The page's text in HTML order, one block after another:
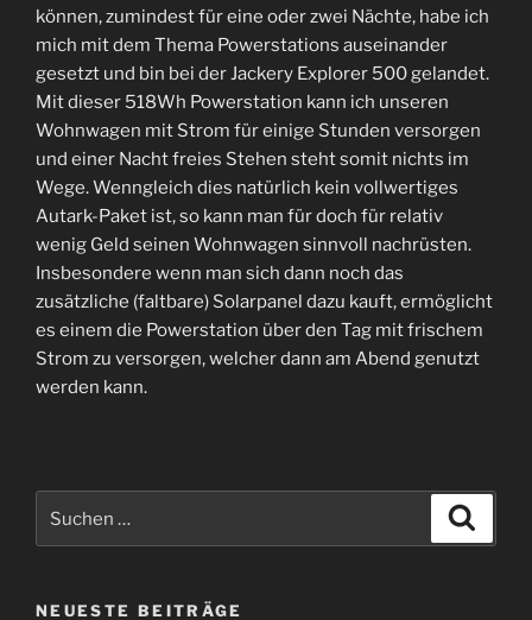
können, zumindest für eine oder zwei Nächte, habe ich
mich mit dem Thema Powerstations auseinander
gesetzt und bin bei der Jackery Explorer 500 gelandet.
Mit dieser 518Wh Powerstation kann ich unseren
Wohnwagen mit Strom für einige Stunden versorgen
und einer Nacht freies Stehen steht somit nichts im
Wege. Wenngleich dies natürlich kein vollwertiges
Autark-Paket ist, so kann man für doch für relativ
wenig Geld seinen Wohnwagen sinnvoll nachrüsten.
Insbesondere wenn man sich dann noch das
zusätzliche (faltbare) Solarpanel dazu kauft, ermöglicht
es einem die Powerstation über den Tag mit frischem
Strom zu versorgen, welcher dann am Abend genutzt
werden kann.
nach:
NEUESTE BEITRÄGE